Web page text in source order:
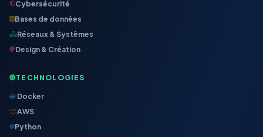
Cybersécurité
Bases de données
Réseaux & Systèmes
Design & Création
TECHNOLOGIES
Docker
AWS
Python